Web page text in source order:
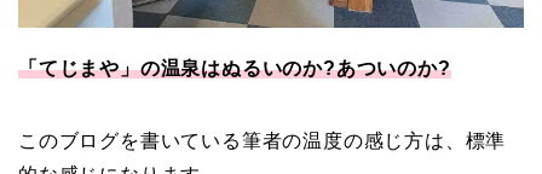
「てじまや」の温泉はぬるいのか?あついのか?
このブログを書いている筆者の温度の感じ方は、標準